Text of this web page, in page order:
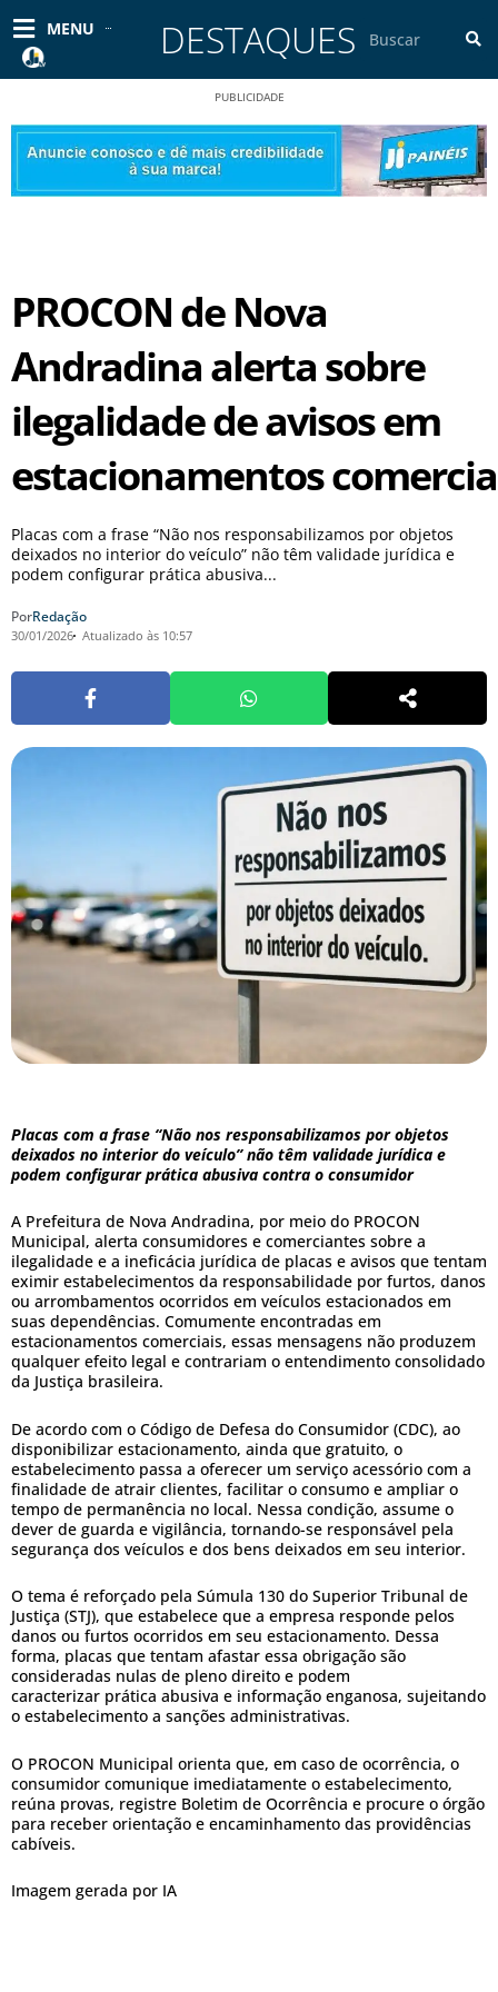
para
conteúdo
MENU DESTAQUES
PUBLICIDADE
PROCON de Nova
Andradina alerta sobre
ilegalidade de avisos em
estacionamentos
Placas com a frase “Não nos responsabilizamos por objetos
deixados no interior do veículo” não têm validade jurídica e
podem configurar prática abusiva...
PorRedação
30/01/2026 Atualizado às 10:57
Placas com a frase “Não nos responsabilizamos por objetos
deixados no interior do veículo”não têm validade jurídica e
podem configurar prática abusiva contra o consumidor
A Prefeitura de Nova Andradina, por meio do PROCON
Municipal, alerta consumidores e comerciantes sobre a
ilegalidade e a ineficácia jurídica de placas e avisos que tentam
eximir estabelecimentos da responsabilidade por furtos, danos
ou arrombamentos ocorridos em veículos estacionados em
suas dependências. Comumente encontradas em
estacionamentos comerciais, essas mensagens não produzem
qualquer efeito legal e contrariam o entendimento consolidado
da Justiça brasileira.
De acordo com o Código de Defesa do Consumidor (CDC), ao
disponibilizar estacionamento, ainda que gratuito, o
estabelecimento passa a oferecer um serviço acessório com a
finalidade de atrair clientes, facilitar o consumo e ampliar o
tempo de permanência no local. Nessa condição, assume o
dever de guarda e vigilância, tornando-se responsável pela
segurança dos veículos e dos bens deixados em seu interior.
O tema é reforçado pela Súmula 130 do Superior Tribunal de
Justiça (STJ), que estabelece que a empresa responde pelos
danos ou furtos ocorridos em seu estacionamento. Dessa
forma, placas que tentam afastar essa obrigação são
consideradas nulas de pleno direito e podem
caracterizar prática abusiva e informação enganosa, sujeitando
o estabelecimento a sanções administrativas.
O PROCON Municipal orienta que, em caso de ocorrência, o
consumidor comunique imediatamente o estabelecimento,
reúna provas, registre Boletim de Ocorrência e procure o órgão
para receber orientação e encaminhamento das providências
cabíveis.
Imagem gerada por IA